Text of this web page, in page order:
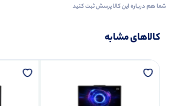
شما هم درباره این کالا پرسش ثبت کنید
کالاهای مشابه